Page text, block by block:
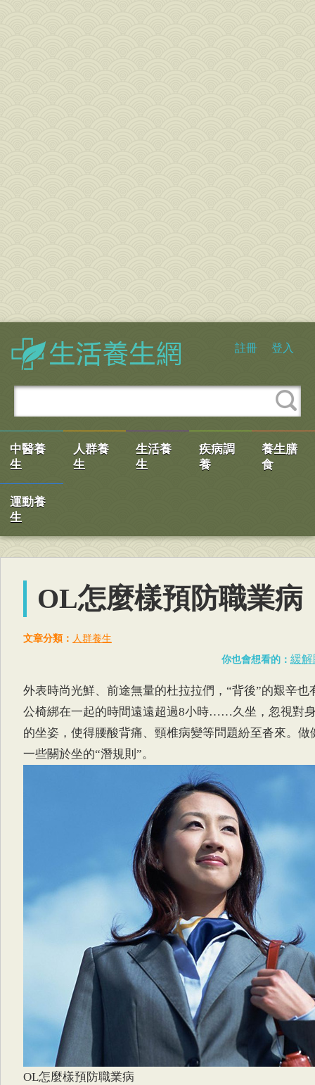
註冊 登入
中醫養
生
人群養
生
生活養
生
疾病調
養
養生膳
食
運動養
生
OL怎麼樣預防職業病
文章分類： 人群養生
你也會想看的： 緩
外表時尚光鮮、前途無量的杜拉拉們，“背後”的艱辛也
公椅綁在一起的時間遠遠超過8小時……久坐，忽視對
的坐姿，使得腰酸背痛、頸椎病變等問題紛至沓來。做
一些關於坐的“潛規則”。
OL怎麼樣預防職業病